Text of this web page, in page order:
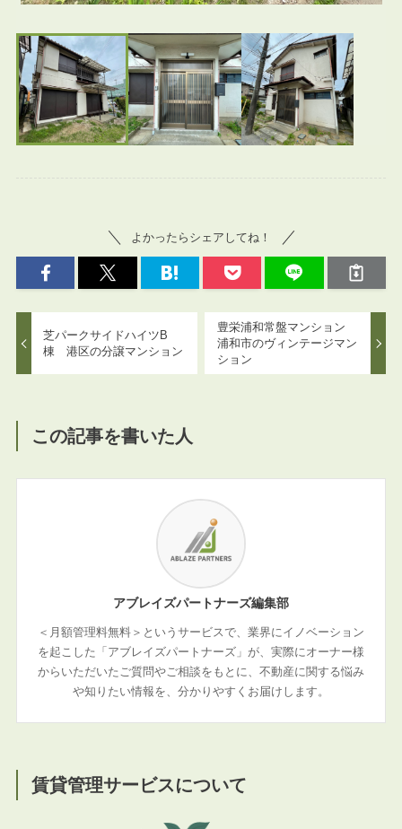
よかったらシェアしてね！
芝パークサイドハイツB
棟 港区の分譲マンション
豊栄浦和常盤マンション
浦和市のヴィンテージマン
ション
この記事を書いた人
アブレイズパートナーズ編集部
＜月額管理料無料＞というサービスで、業界にイノベーション
を起こした「アブレイズパートナーズ」が、実際にオーナー様
からいただいたご質問やご相談をもとに、不動産に関する悩み
や知りたい情報を、分かりやすくお届けします。
賃貸管理サービスについて